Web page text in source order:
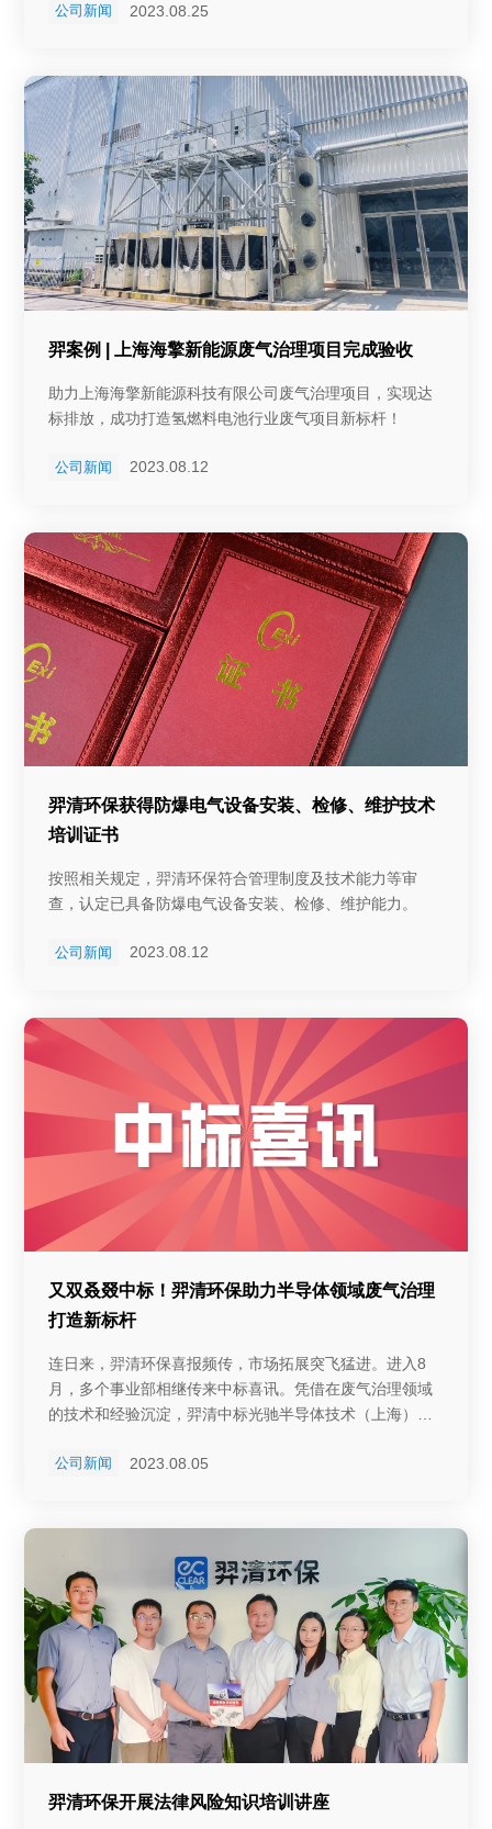
公司新闻 2023.08.25
羿案例 | 上海海擎新能源废气治理项目完成验收
助力上海海擎新能源科技有限公司废气治理项目，实现达
标排放，成功打造氢燃料电池行业废气项目新标杆！
公司新闻 2023.08.12
羿清环保获得防爆电气设备安装、检修、维护技术
培训证书
按照相关规定，羿清环保符合管理制度及技术能力等审
查，认定已具备防爆电气设备安装、检修、维护能力。
公司新闻 2023.08.12
又双叒叕中标！羿清环保助力半导体领域废气治理
打造新标杆
连日来，羿清环保喜报频传，市场拓展突飞猛进。进入8
月，多个事业部相继传来中标喜讯。凭借在废气治理领域
的技术和经验沉淀，羿清中标光驰半导体技术（上海）有
好废气技术升级的同时，大力开拓外部市场。 2023下半年
体技术（上海）有限公司废气治理工程项目。 光驰半导体
技术（上海）有限公司（以下简称：光驰半导体）由光驰
集团（以株式会社光驰为母公司的跨国集团上市代码：
6235 东证一部）名下的光驰科技（上海）有限公司投资设
立，成立于 2021年9月总投资额5.48亿元。 公司以半导体
前沿的 ALD （原子层镀膜）与 ETCHING （刻蚀）技术为
依托，通过持续的技术创新和市场开拓，拟在微显示、化
合物半导体、晶圆级光学、图像传感器等半导体或泛半导
体领域实现镀膜技术的应用与扩大销售。 泛半导体行业主
要包括光电显示器件、集成电路制造，其核心生产工艺中
公司新闻 2023.08.05
羿清环保开展法律风险知识培训讲座